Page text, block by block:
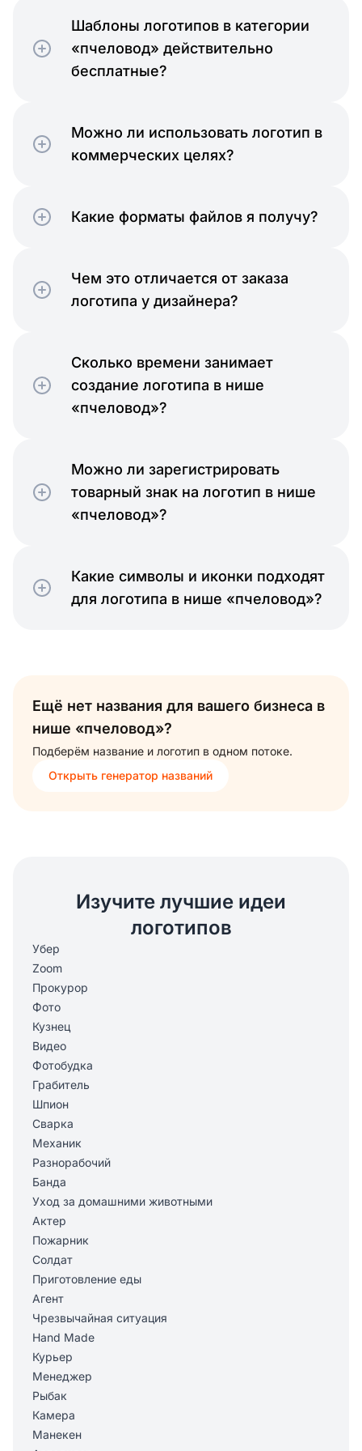
Шаблоны логотипов в категории
«пчеловод» действительно
бесплатные?
Можно ли использовать логотип в
коммерческих целях?
Какие форматы файлов я получу?
Чем это отличается от заказа
логотипа у дизайнера?
Сколько времени занимает
создание логотипа в нише
«пчеловод»?
Можно ли зарегистрировать
товарный знак на логотип в нише
«пчеловод»?
Какие символы и иконки подходят
для логотипа в нише «пчеловод»?
Ещё нет названия для вашего бизнеса в
нише «пчеловод»?
Подберём название и логотип в одном потоке.
Открыть генератор названий
Изучите лучшие идеи
логотипов
Убер
Zoom
Прокурор
Фото
Кузнец
Видео
Фотобудка
Грабитель
Шпион
Сварка
Механик
Разнорабочий
Банда
Уход за домашними животными
Актер
Пожарник
Солдат
Приготовление еды
Агент
Чрезвычайная ситуация
Hand Made
Курьер
Менеджер
Рыбак
Камера
Манекен